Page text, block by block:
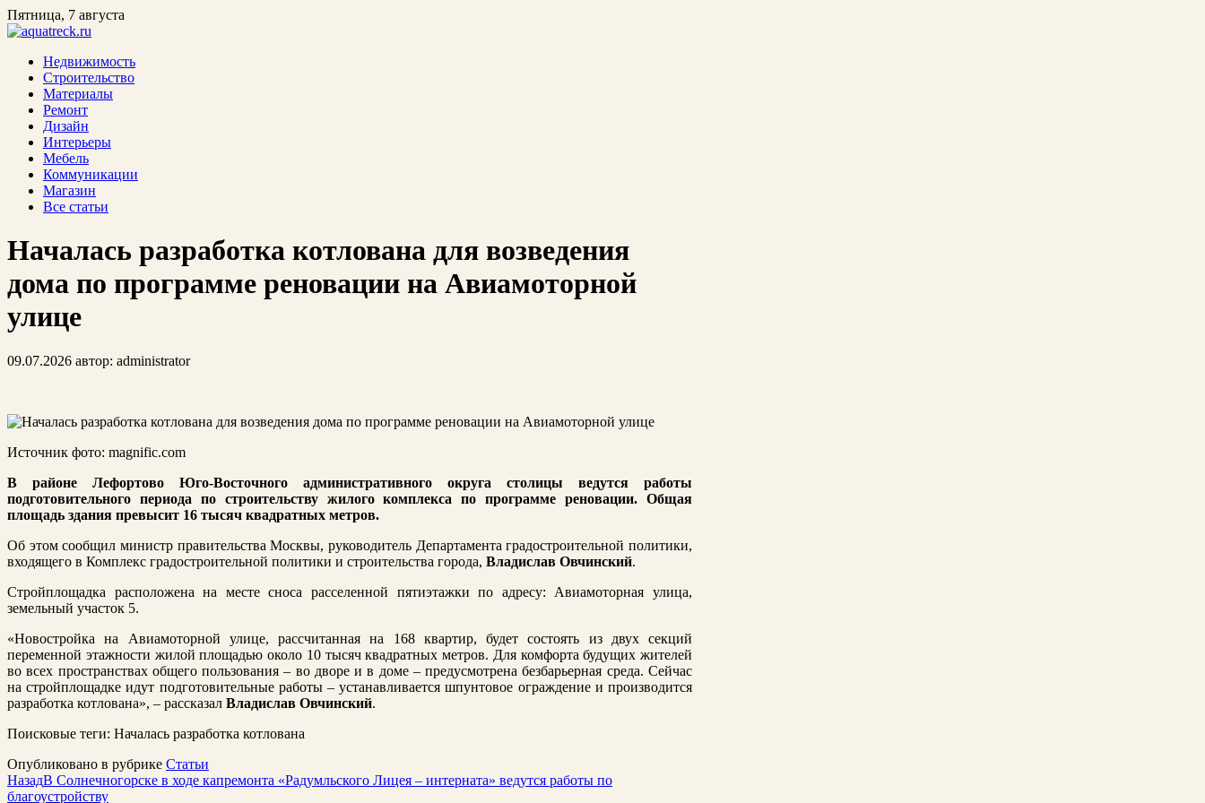
Пятница, 7 августа
Недвижимость
Строительство
Материалы
Ремонт
Дизайн
Интерьеры
Мебель
Коммуникации
Магазин
Все статьи
Началась разработка котлована для возведения
дома по программе реновации на Авиамоторной
улице
09.07.2026 автор: administrator
Источник фото: magnific.com
В районе Лефортово Юго-Восточного административного округа столицы ведутся работы
подготовительного периода по строительству жилого комплекса по программе реновации. Общая
площадь здания превысит 16 тысяч квадратных метров.
Об этом сообщил министр правительства Москвы, руководитель Департамента градостроительной политики,
входящего в Комплекс градостроительной политики и строительства города, Владислав Овчинский.
Стройплощадка расположена на месте сноса расселенной пятиэтажки по адресу: Авиамоторная улица,
земельный участок 5.
«Новостройка на Авиамоторной улице, рассчитанная на 168 квартир, будет состоять из двух секций
переменной этажности жилой площадью около 10 тысяч квадратных метров. Для комфорта будущих жителей
во всех пространствах общего пользования – во дворе и в доме – предусмотрена безбарьерная среда. Сейчас
на стройплощадке идут подготовительные работы – устанавливается шпунтовое ограждение и производится
разработка котлована», – рассказал Владислав Овчинский.
Поисковые теги: Началась разработка котлована
Опубликовано в рубрике Статьи
НазадВ Солнечногорске в ходе капремонта «Радумльского Лицея – интерната» ведутся работы по
благоустройству